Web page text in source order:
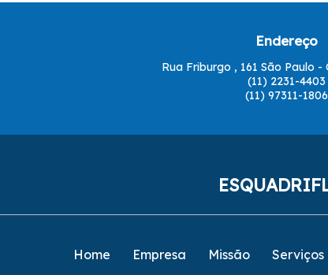
Endereço
Rua Friburgo , 161 São Paulo -
(11) 2231-4403
(11) 97311-1806
Home Empresa Missão Serviços